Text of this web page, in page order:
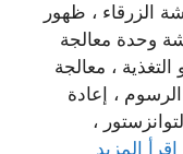
الزرقاء ، ظهور
وحدة معالجة
، معالجة
، إعادة
،
اقرأ المزيد